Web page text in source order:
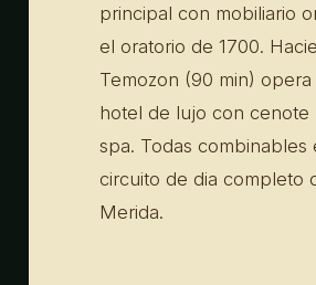
principal con mobiliario
el oratorio de 1700.
Temozon (90 min) opera
hotel de lujo con cenote
spa. Todas combinables
circuito de dia completo
Merida.